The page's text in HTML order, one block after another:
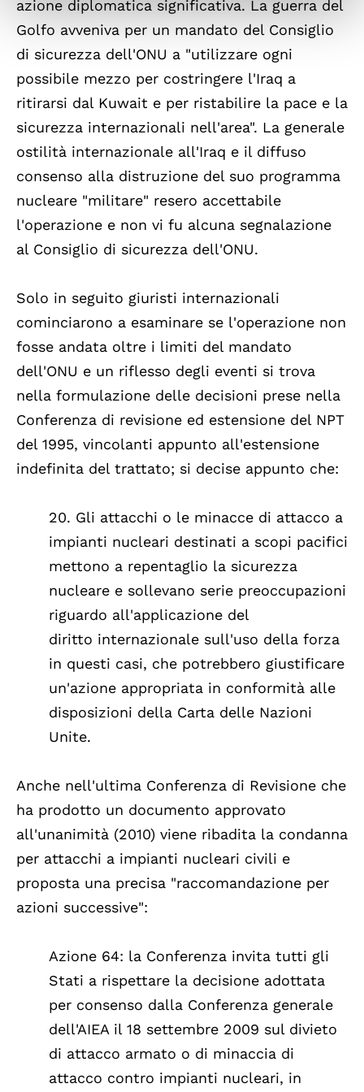
azione diplomatica significativa. La guerra del
Golfo avveniva per un mandato del Consiglio
di sicurezza dell'ONU a "utilizzare ogni
possibile mezzo per costringere l'Iraq a
ritirarsi dal Kuwait e per ristabilire la pace e la
sicurezza internazionali nell'area". La generale
ostilità internazionale all'Iraq e il diffuso
consenso alla distruzione del suo programma
nucleare "militare" resero accettabile
l'operazione e non vi fu alcuna segnalazione
al Consiglio di sicurezza dell'ONU.
Solo in seguito giuristi internazionali
cominciarono a esaminare se l'operazione non
fosse andata oltre i limiti del mandato
dell'ONU e un riflesso degli eventi si trova
nella formulazione delle decisioni prese nella
Conferenza di revisione ed estensione del NPT
del 1995, vincolanti appunto all'estensione
indefinita del trattato; si decise appunto che:
20. Gli attacchi o le minacce di attacco a
impianti nucleari destinati a scopi pacifici
mettono a repentaglio la sicurezza
nucleare e sollevano serie preoccupazioni
riguardo all'applicazione del
diritto internazionale sull'uso della forza
in questi casi, che potrebbero giustificare
un'azione appropriata in conformità alle
disposizioni della Carta delle Nazioni
Unite.
Anche nell'ultima Conferenza di Revisione che
ha prodotto un documento approvato
all'unanimità (2010) viene ribadita la condanna
per attacchi a impianti nucleari civili e
proposta una precisa "raccomandazione per
azioni successive":
Azione 64: la Conferenza invita tutti gli
Stati a rispettare la decisione adottata
per consenso dalla Conferenza generale
dell'AIEA il 18 settembre 2009 sul divieto
di attacco armato o di minaccia di
attacco contro impianti nucleari, in